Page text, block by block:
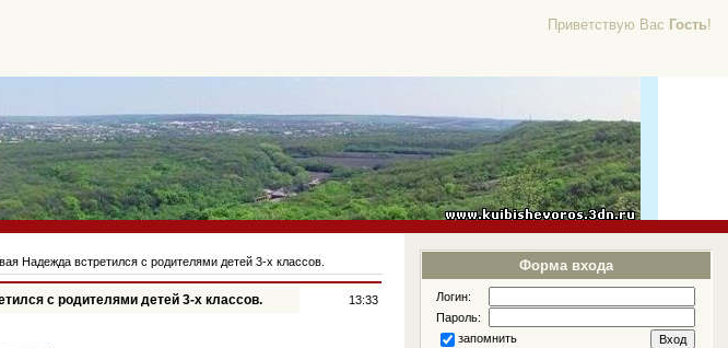
Приветствую Вас Гость!
Форма входа
Логин:
Пароль:
запомнить
Надежда встретился с родителями детей 3-х классов.
с родителями детей 3-х классов. 13:33